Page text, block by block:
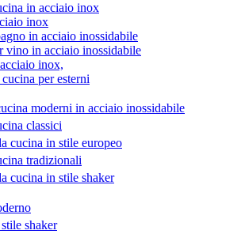
in acciaio inox
inox
in acciaio inossidabile
vino in acciaio inossidabile
inox,
per esterni
moderni in acciaio inossidabile
classici
cucina in stile europeo
tradizionali
cucina in stile shaker
shaker